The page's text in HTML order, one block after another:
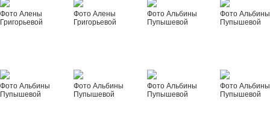
Фото Алены
Григорьевой
Фото Алены
Григорьевой
Фото Альбины
Пупышевой
Фото Альбины
Пупышевой
Фото Альбины
Пупышевой
Фото Альбины
Пупышевой
Фото Альбины
Пупышевой
Фото Альбины
Пупышевой